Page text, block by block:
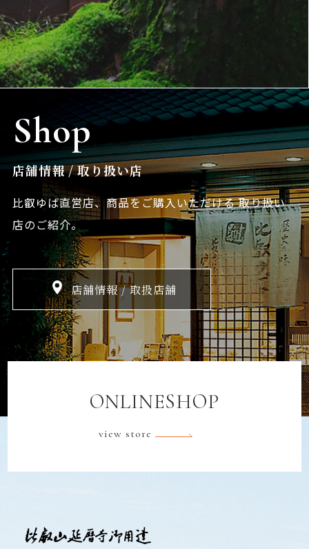
Shop
店舗情報 / 取り扱い店
比叡ゆば直営店、商品をご購入いただける取り扱い
店のご紹介。
店舗情報 / 取扱店舗
ONLINESHOP
view store